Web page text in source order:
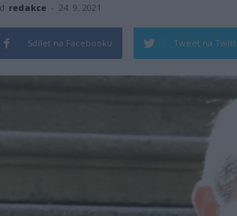
redakce - 24. 9. 2021
Sdílet na Facebooku Tweet na